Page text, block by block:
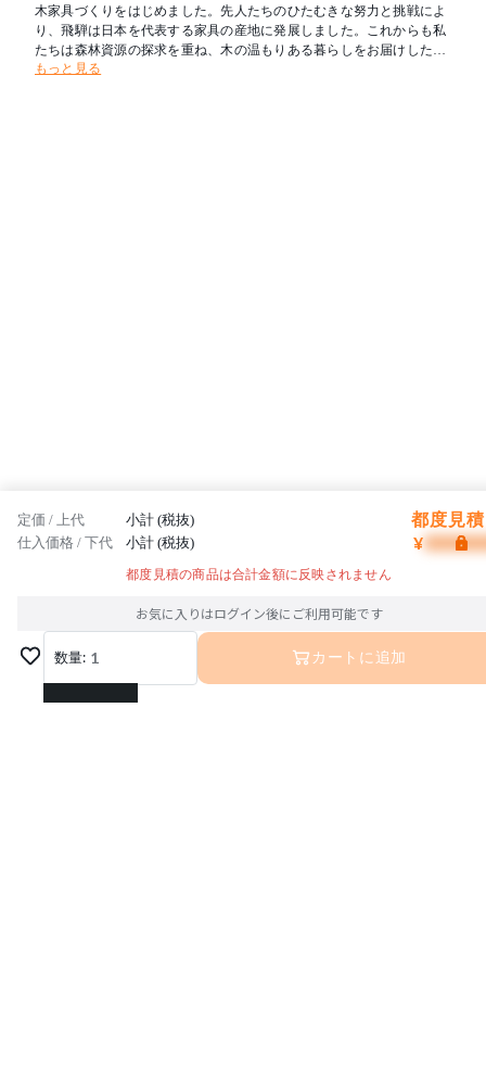
木家具づくりをはじめました。先人たちのひたむきな努力と挑戦によ
り、飛騨は日本を代表する家具の産地に発展しました。これからも私
たちは森林資源の探求を重ね、木の温もりある暮らしをお届けしたい
と考えます。新たな創造を可能とし、その魅力を求めて人々が集う場
もっと見る
定価 / 上代 小計 (税抜) 都度見
仕入価格 / 下代 小計 (税抜) ¥
都度見積の商品は合計金額に反映されません
お気に入りはログイン後にご利用可能です
数量: 1
1
カートに追加